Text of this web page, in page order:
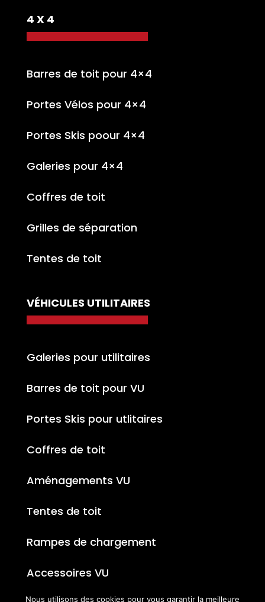
4 X 4
Barres de toit pour 4×4
Portes Vélos pour 4×4
Portes Skis poour 4×4
Galeries pour 4×4
Coffres de toit
Grilles de séparation
Tentes de toit
VÉHICULES UTILITAIRES
Galeries pour utilitaires
Barres de toit pour VU
Portes Skis pour utlitaires
Coffres de toit
Aménagements VU
Tentes de toit
Rampes de chargement
Accessoires VU
Nous utilisons des cookies pour vous garantir la meilleure